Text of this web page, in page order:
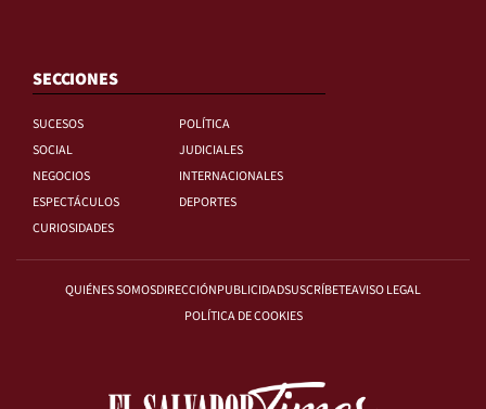
SECCIONES
SUCESOS
POLÍTICA
SOCIAL
JUDICIALES
NEGOCIOS
INTERNACIONALES
ESPECTÁCULOS
DEPORTES
CURIOSIDADES
QUIÉNES SOMOSDIRECCIÓNPUBLICIDADSUSCRÍBETEAVISO LEGAL
POLÍTICA DE COOKIES